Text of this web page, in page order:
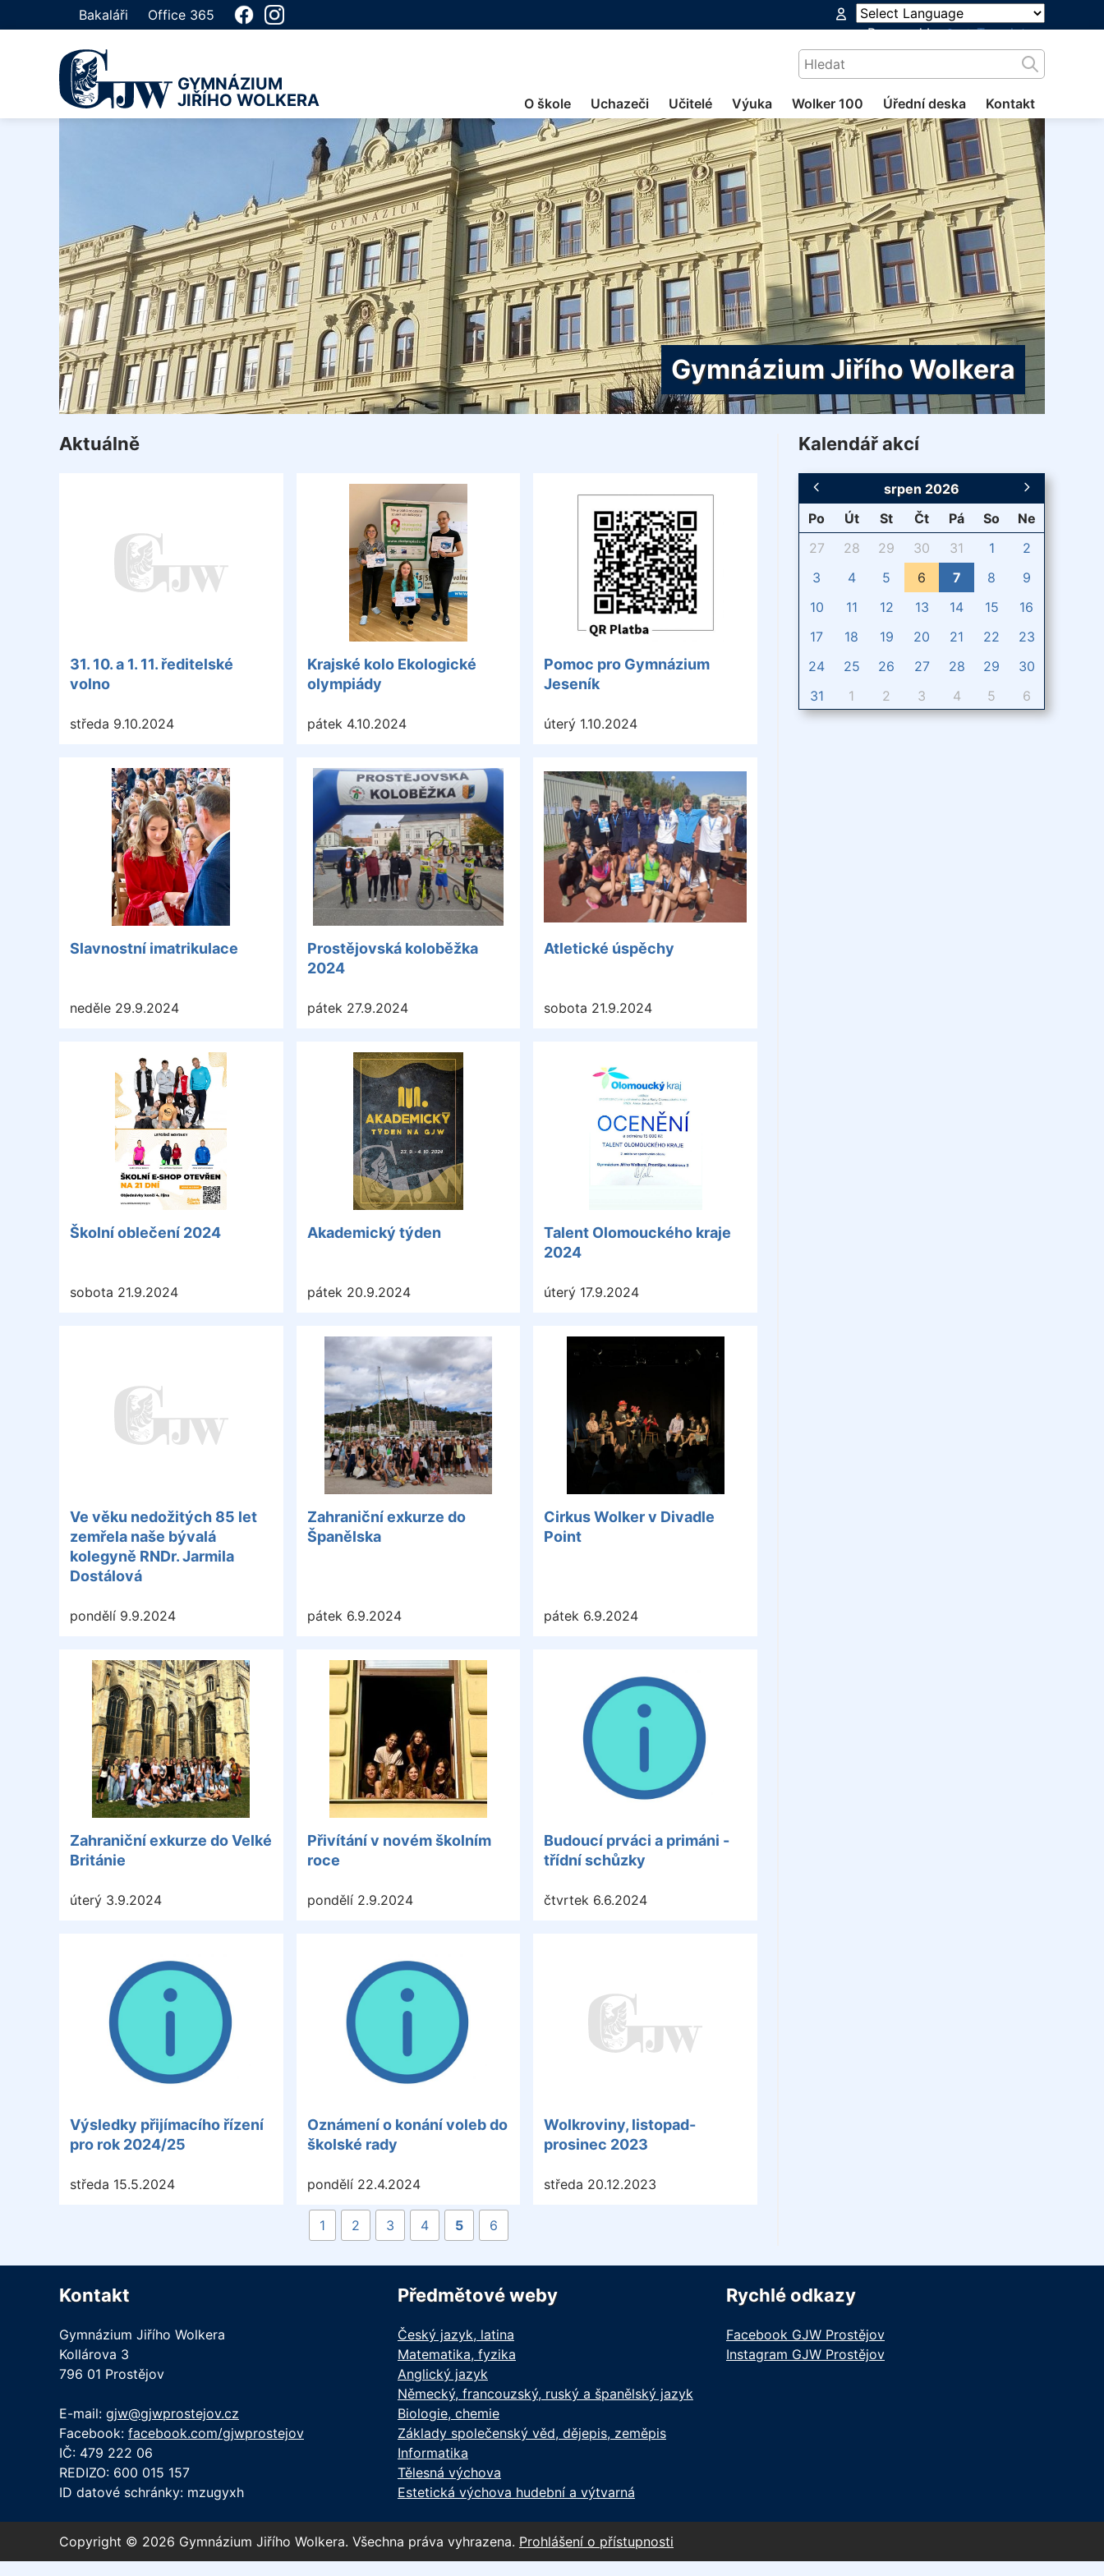
Bakaláři
Office 365
Powered by
Translate
GYMNÁZIUM
JIŘÍHO WOLKERA
O škole Uchazeči Učitelé Výuka Wolker 100 Úřední deska Kontakt
Gymnázium Jiřího Wolkera
Aktuálně
31. 10. a 1. 11. ředitelské
volno
středa 9.10.2024
Krajské kolo Ekologické
olympiády
pátek 4.10.2024
Pomoc pro Gymnázium
Jeseník
úterý 1.10.2024
Slavnostní imatrikulace
neděle 29.9.2024
Prostějovská koloběžka
2024
pátek 27.9.2024
Atletické úspěchy
sobota 21.9.2024
Školní oblečení 2024
sobota 21.9.2024
Akademický týden
pátek 20.9.2024
Talent Olomouckého kraje
2024
úterý 17.9.2024
Ve věku nedožitých 85 let
zemřela naše bývalá
kolegyně RNDr. Jarmila
Dostálová
pondělí 9.9.2024
Zahraniční exkurze do
Španělska
pátek 6.9.2024
Cirkus Wolker v Divadle
Point
pátek 6.9.2024
Zahraniční exkurze do Velké
Británie
úterý 3.9.2024
Přivítání v novém školním
roce
pondělí 2.9.2024
Budoucí prváci a primáni -
třídní schůzky
čtvrtek 6.6.2024
Výsledky přijímacího řízení
pro rok 2024/25
středa 15.5.2024
Oznámení o konání voleb do
školské rady
pondělí 22.4.2024
Wolkroviny, listopad-
prosinec 2023
středa 20.12.2023
1 2 3 4 5 6
Kalendář akcí
srpen 2026
Po
Út St Čt Pá So
Ne
27
28 29 30 31 1
2
3
4 5 6 7 8
9
10
11 12 13 14 15
16
17
18 19 20 21 22
23
24
25 26 27 28 29
30
31
1 2 3 4 5 6
Kontakt
Gymnázium Jiřího Wolkera
Kollárova 3
796 01 Prostějov
E-mail: gjw@gjwprostejov.cz
Facebook: facebook.com/gjwprostejov
IČ: 479 222 06
REDIZO: 600 015 157
ID datové schránky: mzugyxh
Předmětové weby
Český jazyk, latina
Matematika, fyzika
Anglický jazyk
Německý, francouzský, ruský a španělský jazyk
Biologie, chemie
Základy společenský věd, dějepis, zeměpis
Informatika
Tělesná výchova
Estetická výchova hudební a výtvarná
Rychlé odkazy
Facebook GJW Prostějov
Instagram GJW Prostějov
Copyright © 2026 Gymnázium Jiřího Wolkera. Všechna práva vyhrazena. Prohlášení o přístupnosti